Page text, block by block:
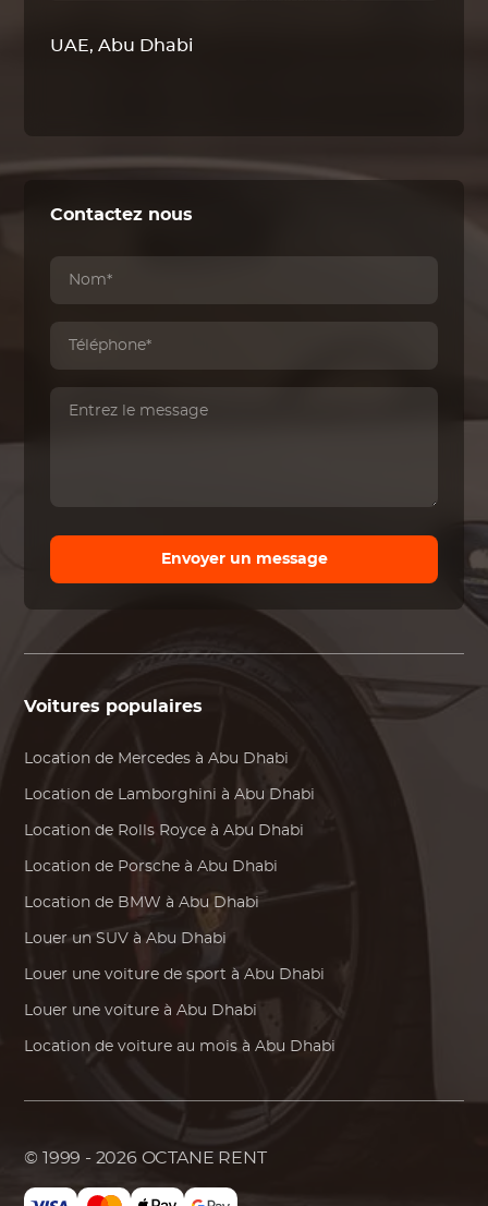
UAE, Abu Dhabi
Contactez nous
Envoyer un message
Voitures populaires
Location de Mercedes à Abu Dhabi
Location de Lamborghini à Abu Dhabi
Location de Rolls Royce à Abu Dhabi
Location de Porsche à Abu Dhabi
Location de BMW à Abu Dhabi
Louer un SUV à Abu Dhabi
Louer une voiture de sport à Abu Dhabi
Louer une voiture à Abu Dhabi
Location de voiture au mois à Abu Dhabi
© 1999 - 2026 OCTANE RENT